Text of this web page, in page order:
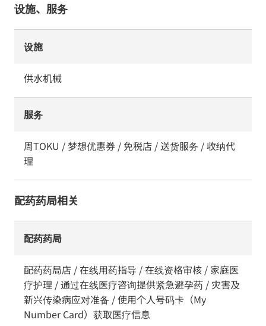
设施、服务
设施
供水机械
服务
周TOKU / 梦想优惠券 / 免税店 / 送货服务 / 收纳代
理
配药药局相关
配药药局
配药药局店 / 在线用药指导 / 在线资格审核 / 家庭医
疗护理 / 通过在线医疗咨询提供紧急避孕药 / 灾害及
新兴传染病应对准备 / 使用个人号码卡（My
Number Card）获取医疗信息